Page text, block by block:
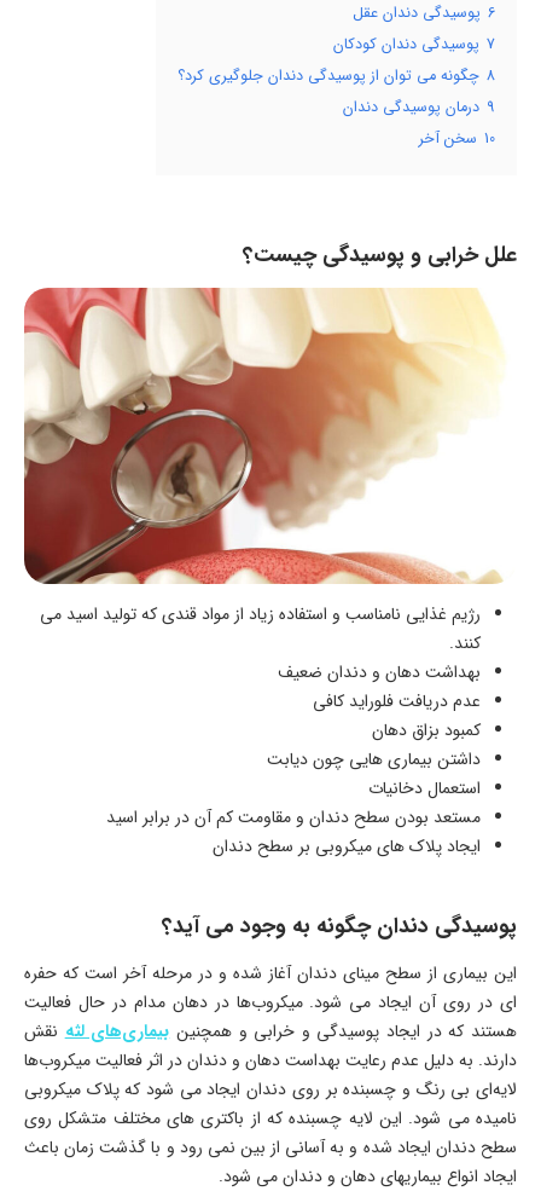
6 پوسیدگی دندان عقل
7 پوسیدگی دندان کودکان
8 چگونه می‌ توان از پوسیدگی دندان جلوگیری کرد؟
9 درمان پوسیدگی دندان
10 سخن آخر
علل خرابی و پوسیدگی چیست؟
رژیم غذایی نامناسب و استفاده زیاد از مواد قندی که تولید اسید می‌
کنند.
بهداشت دهان و دندان ضعیف
عدم دریافت فلوراید کافی
کمبود بزاق دهان
داشتن بیماری‌ هایی چون دیابت
استعمال دخانیات
مستعد بودن سطح دندان و مقاومت کم آن در برابر اسید
ایجاد پلاک‌ های میکروبی بر سطح دندان
پوسیدگی دندان چگونه به وجود می‌ آید؟
این بیماری از سطح مینای دندان آغاز شده و در مرحله آخر است که حفره
ای در روی آن ایجاد می‌ شود. میکروب‌ها در دهان مدام در حال فعالیت
هستند که در ایجاد پوسیدگی و خرابی و همچنینبیماری‌های لثه نقش
دارند. به دلیل عدم رعایت بهداست دهان و دندان در اثر فعالیت میکروب‌ها
لایه‌ای بی رنگ و چسبنده بر روی دندان‌ ایجاد می‌‍ شود که پلاک میکروبی
نامیده می‌ شود. این لایه چسبنده که از باکتری‌ های مختلف متشکل روی
سطح دندان ایجاد شده و به آسانی از بین نمی‌ رود و با گذشت زمان باعث
ایجاد انواع بیماریهای دهان و دندان می‌ شود.